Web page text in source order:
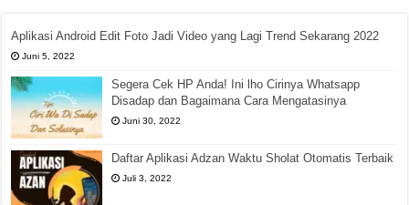
Aplikasi Android Edit Foto Jadi Video yang Lagi Trend Sekarang 2022
Juni 5, 2022
Segera Cek HP Anda! Ini lho Cirinya Whatsapp
Disadap dan Bagaimana Cara Mengatasinya
Juni 30, 2022
Daftar Aplikasi Adzan Waktu Sholat Otomatis Terbaik
Juli 3, 2022